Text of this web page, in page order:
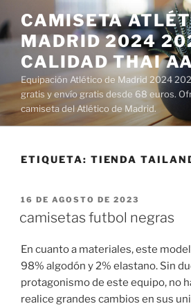
al
contenido
CAMISETA
MADRID 2024
CALIDAD THAI
Equipación Atlético de Madrid 2024
gratis y envío gratis desde 68 euros.
camiseta del Atlético de Madrid.
ETIQUETA: TIENDA
PUBLICADO
16 DE AGOSTO DE 2023
camisetas futbol negras
En cuanto a materiales, este
98% algodón y 2% elastano. Sin
protagonismo de este equipo, no
realice grandes cambios en sus